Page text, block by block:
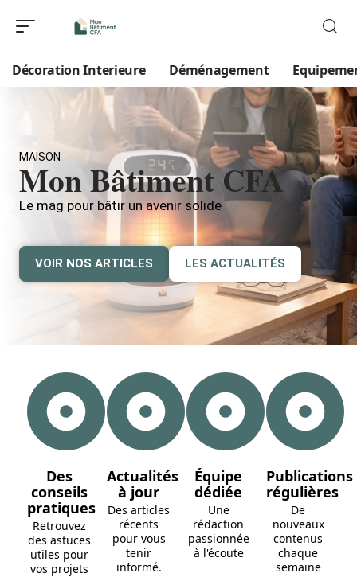
Décoration Interieure Déménagement
MAISON
Mon Bâtiment CFA
Le mag pour bâtir un avenir solide
VOIR NOS ARTICLES LES ACTUALITÉS
Des
conseils
pratiques
Retrouvez
des astuces
utiles pour
vos projets
Actualités
à jour
Des articles
récents
pour vous
tenir
informé.
Équipe
dédiée
Une
rédaction
passionnée
à l'écoute
Publications
régulières
De
nouveaux
contenus
chaque
semaine